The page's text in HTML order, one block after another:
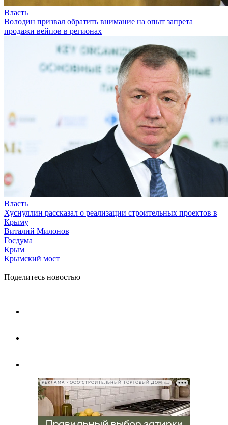
Власть
Володин призвал обратить внимание на опыт запрета
продажи вейпов в регионах
Власть
Хуснуллин рассказал о реализации строительных проектов в
Крыму
Виталий Милонов
Госдума
Крым
Крымский мост
Поделитесь новостью
РЕКЛАМА • ООО СТРОИТЕЛЬНЫЙ ТОРГОВЫЙ ДОМ «ПЕТРОВИЧ», ИНН 7802348846